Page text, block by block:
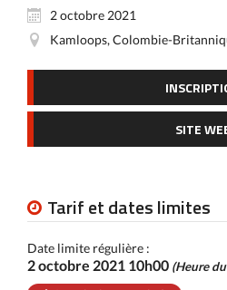
2 octobre 2021
Kamloops, Colombie-
SITE
Tarif et dates limites
Date limite régulière :
2 octobre 2021 10h00 (Heure